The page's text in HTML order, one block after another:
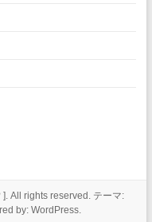
]. All rights reserved. テーマ:
by: WordPress.